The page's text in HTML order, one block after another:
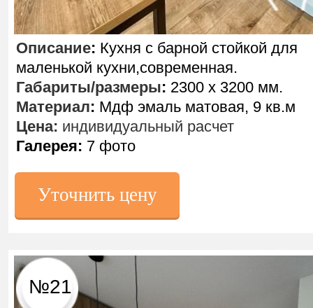
№21
Уточнить цену
Описание: Кухня с барной стойкой для
маленькой кухни,современная.
Габариты/размеры: 2300 х 3200 мм.
Материал: Мдф эмаль матовая, 9 кв.м
Цена: индивидуальный расчет
Галерея: 7 фото